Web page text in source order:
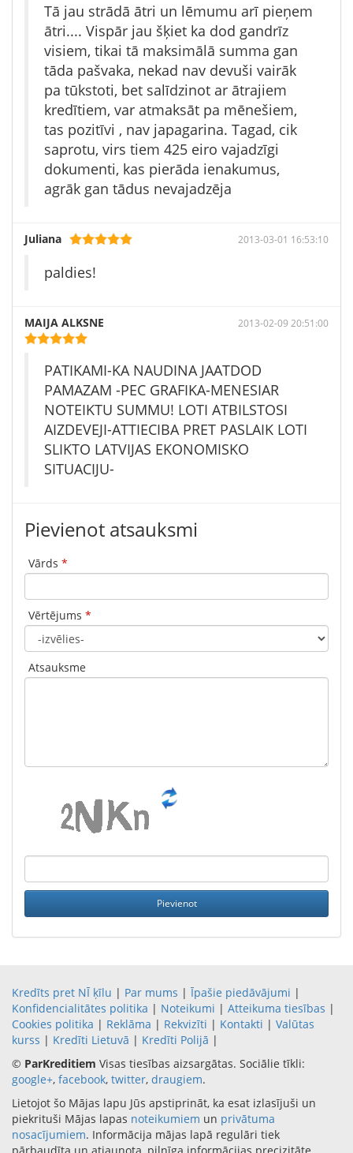
Tā jau strādā ātri un lēmumu arī pieņem
ātri.... Vispār jau šķiet ka dod gandrīz
visiem, tikai tā maksimālā summa gan
tāda pašvaka, nekad nav devuši vairāk
pa tūkstoti, bet salīdzinot ar ātrajiem
kredītiem, var atmaksāt pa mēnešiem,
tas pozitīvi , nav japagarina. Tagad, cik
saprotu, virs tiem 425 eiro vajadzīgi
dokumenti, kas pierāda ienakumus,
agrāk gan tādus nevajadzēja
Juliana 2013-03-01 16:53:10
paldies!
MAIJA ALKSNE 2013-02-09 20:51:00
PATIKAMI-KA NAUDINA JAATDOD
PAMAZAM -PEC GRAFIKA-MENESIAR
NOTEIKTU SUMMU! LOTI ATBILSTOSI
AIZDEVEJI-ATTIECIBA PRET PASLAIK LOTI
SLIKTO LATVIJAS EKONOMISKO
SITUACIJU-
Pievienot atsauksmi
Vārds *
Vērtējums *
Atsauksme
Kredīts pret NĪ ķīlu | Par mums | Īpašie piedāvājumi |
Konfidencialitātes politika | Noteikumi | Atteikuma tiesības |
Cookies politika | Reklāma | Rekvizīti | Kontakti | Valūtas
kurss | Kredīti Lietuvā | Kredīti Polijā |
© ParKreditiem Visas tiesības aizsargātas. Sociālie tīkli:
google+, facebook, twitter, draugiem.
Lietojot šo Mājas lapu Jūs apstiprināt, ka esat izlasījuši un
piekrituši Mājas lapas noteikumiem un privātuma
nosacījumiem. Informācija mājas lapā regulāri tiek
pārbaudīta un atjaunota, pilnīga informācijas precizitāte